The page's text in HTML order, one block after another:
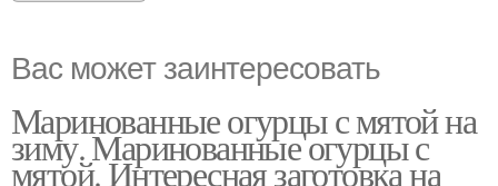
Вас может заинтересовать
Маринованные огурцы с мятой на
зиму. Маринованные огурцы с
мятой. Интересная заготовка на